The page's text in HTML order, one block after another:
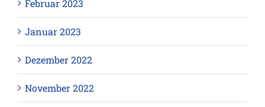
Februar 2023
Januar 2023
Dezember 2022
November 2022